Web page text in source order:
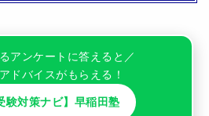
アンケートに答えると／
ドバイスがもらえる！
験対策ナビ】早稲田塾